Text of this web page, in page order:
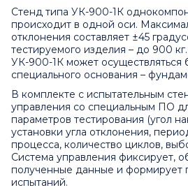
Стенд типа УК-900-1К
происходит в одной оси.
отклонения составляет ±45
тестируемого изделия – до 900
УК-900-1К может осуществляться
специального основания –
В комплекте с испытательным
управления со специальным ПО
параметров тестирования (угол
установки угла отклонения,
процесса, количество циклов,
Система управления фиксирует,
полученные данные и формирует
испытаний.